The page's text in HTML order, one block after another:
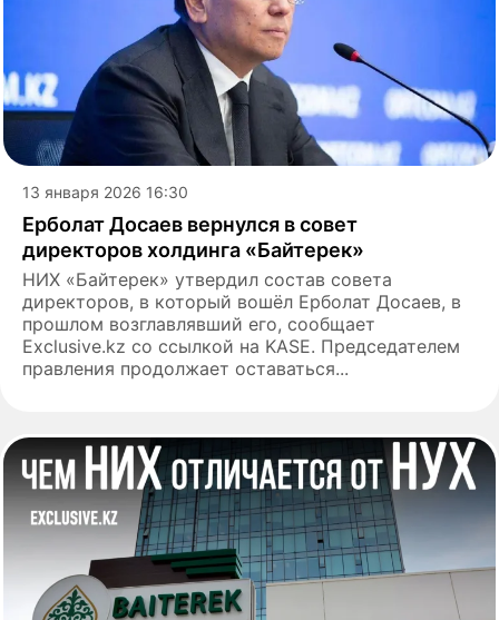
13 января 2026 16:30
Ерболат Досаев вернулся в совет
директоров холдинга «Байтерек»
НИХ «Байтерек» утвердил состав совета
директоров, в который вошёл Ерболат Досаев, в
прошлом возглавлявший его, сообщает
Exclusive.kz со ссылкой на KASE. Председателем
правления продолжает оставаться...